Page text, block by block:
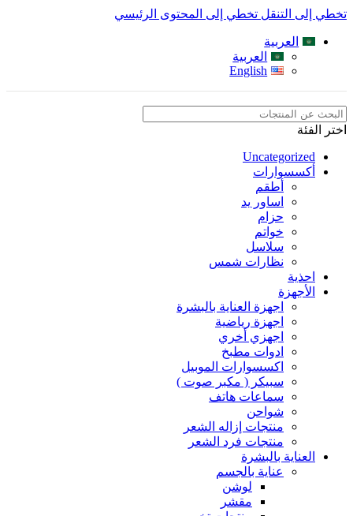
تخطي إلى التنقل تخطي إلى المحتوى الرئيسي
العربية
العربية
English
اختر الفئة
Uncategorized
أكسسوارات
أطقم
اساور يد
حزام
خواتم
سلاسل
نظارات شمس
احذية
الأجهزة
اجهزة العناية بالبشرة
اجهزة رياضية
اجهزي أخري
ادوات مطبخ
اكسسوارات الموبيل
سبيكر ( مكبر صوت )
سماعات هاتف
شواحن
منتجات إزاله الشعر
منتجات فرد الشعر
العناية بالبشرة
عناية بالجسم
لوشن
مقشر